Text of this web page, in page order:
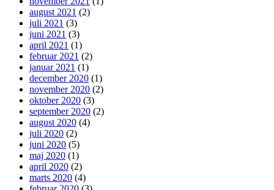
august 2021 (2)
juli 2021 (3)
juni 2021 (3)
april 2021 (1)
februar 2021 (2)
januar 2021 (1)
december 2020 (1)
november 2020 (2)
oktober 2020 (3)
september 2020 (2)
august 2020 (4)
juli 2020 (2)
juni 2020 (5)
maj 2020 (1)
april 2020 (2)
marts 2020 (4)